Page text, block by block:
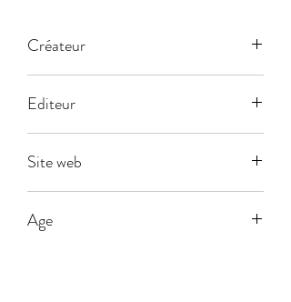
Créateur
Editeur
Site web
Age